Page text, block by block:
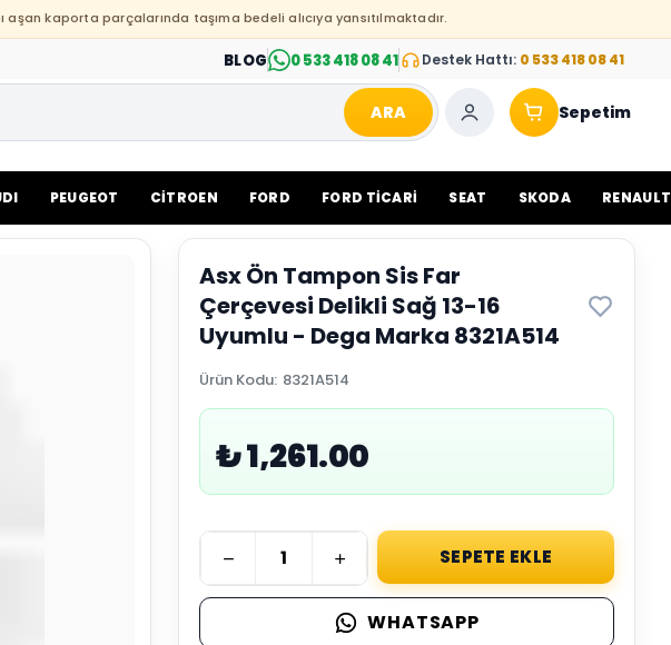
aşan kaporta parçalarında taşıma bedeli alıcıya yansıtılmaktadır.
BLOG 0 533 418 08 41 Destek Hattı: 0 533 418 08 41
ARA Sepetim
PEUGEOT CİTROEN FORD FORD TİCARİ SEAT SKODA RENAULT
Asx Ön Tampon Sis Far
Çerçevesi Delikli Sağ 13-16
Uyumlu - Dega Marka 8321A514
Ürün Kodu: 8321A514
₺ 1,261.00
SEPETE EKLE
WHATSAPP